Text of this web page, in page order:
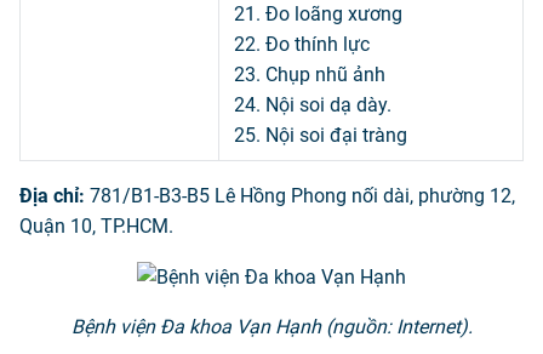
21. Đo loãng xương
22. Đo thính lực
23. Chụp nhũ ảnh
24. Nội soi dạ dày.
25. Nội soi đại tràng
Địa chỉ: 781/B1-B3-B5 Lê Hồng Phong nối dài, phường 12,
Quận 10, TP.HCM.
Bệnh viện Đa khoa Vạn Hạnh (nguồn: Internet).